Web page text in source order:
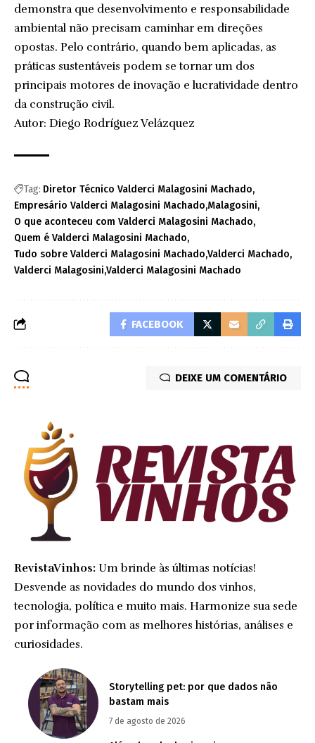
demonstra que desenvolvimento e responsabilidade
ambiental não precisam caminhar em direções
opostas. Pelo contrário, quando bem aplicadas, as
práticas sustentáveis podem se tornar um dos
principais motores de inovação e lucratividade dentro
da construção civil.
Autor: Diego Rodríguez Velázquez
Tag: Diretor Técnico Valderci Malagosini Machado
Empresário Valderci Malagosini Machado Malagosini
O que aconteceu com Valderci Malagosini Machado
Quem é Valderci Malagosini Machado
Tudo sobre Valderci Malagosini Machado Valderci Machado
Valderci Malagosini Valderci Malagosini Machado
FACEBOOK
DEIXE UM COMENTÁRIO
RevistaVinhos: Um brinde às últimas notícias!
Desvende as novidades do mundo dos vinhos,
tecnologia, política e muito mais. Harmonize sua sede
por informação com as melhores histórias, análises e
curiosidades.
Storytelling pet: por que dados não
bastam mais
7 de agosto de 2026